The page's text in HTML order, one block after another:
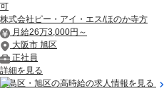
可
株式会社ピー・アイ・エス/ほのか寺方
月給26万3,000円～
大阪市 旭区
正社員
詳細を見る
都島区・旭区の高時給の求人情報を見る